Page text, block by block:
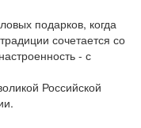
подарков, когда
сочетается со
- с
Российской